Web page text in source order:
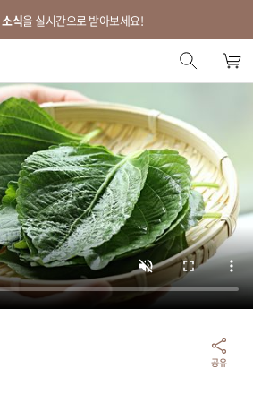
식을 실시간으로 받아보세요!
스토어 홈
에디터 추천
한정특가
베스트
신상품
기획전
공유